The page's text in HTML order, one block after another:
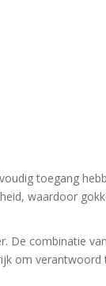
toegang
waardoor
De combinatie
om verantwoord